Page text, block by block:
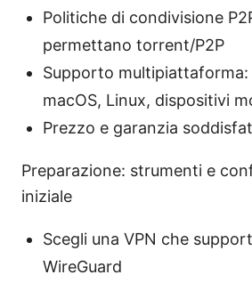
Politiche di condivisione
permettano torrent/P2P
Supporto multipiattaforma:
macOS, Linux, dispositivi
Prezzo e garanzia
Preparazione: strumenti e
iniziale
Scegli una VPN che
WireGuard